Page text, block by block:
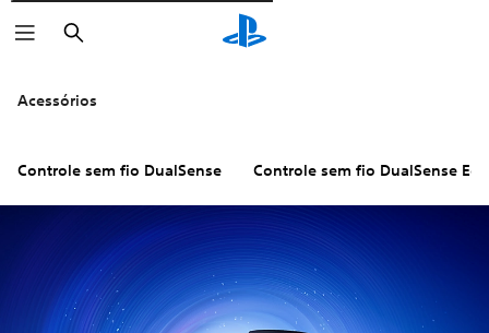
Pesquisar
Acessórios
Controle sem fio DualSense Controle sem fio DualSense